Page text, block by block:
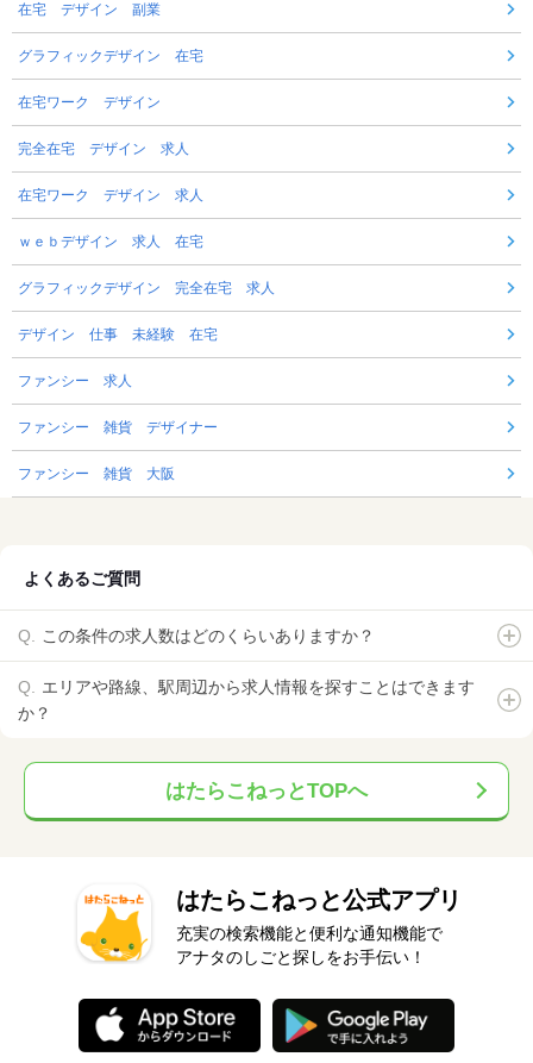
在宅 デザイン 副業
グラフィックデザイン 在宅
在宅ワーク デザイン
完全在宅 デザイン 求人
在宅ワーク デザイン 求人
ｗｅｂデザイン 求人 在宅
グラフィックデザイン 完全在宅 求人
デザイン 仕事 未経験 在宅
ファンシー 求人
ファンシー 雑貨 デザイナー
ファンシー 雑貨 大阪
よくあるご質問
この条件の求人数はどのくらいありますか？
エリアや路線、駅周辺から求人情報を探すことはできます
か？
はたらこねっとTOPへ
はたらこねっと公式アプリ
充実の検索機能と便利な通知機能で
アナタのしごと探しをお手伝い！